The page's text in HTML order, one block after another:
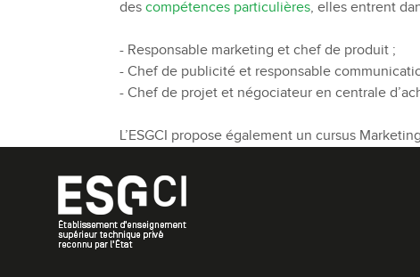
descompétences particulières, elles entrent
- Responsable marketing et chef de produit ;
- Chef de publicité et responsable
- Chef de projet et négociateur en centrale
L’ESGCI propose également un cursus